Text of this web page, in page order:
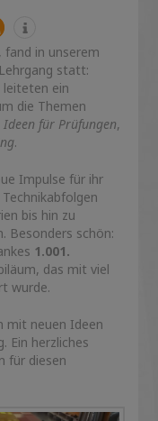
fand in unserem
statt:
leiteten ein
die Themen
Ideen für Prüfungen,
.
Impulse für ihr
bis hin zu
Besonders schön:
1.001.
das mit viel
wurde.
mit neuen Ideen
Ein herzliches
für diesen